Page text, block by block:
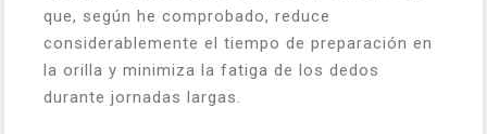
que, según he comprobado, reduce
considerablemente el tiempo de preparación en
la orilla y minimiza la fatiga de los dedos
durante jornadas largas.